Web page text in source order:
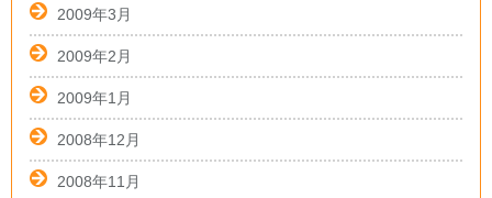
2009年3月
2009年2月
2009年1月
2008年12月
2008年11月